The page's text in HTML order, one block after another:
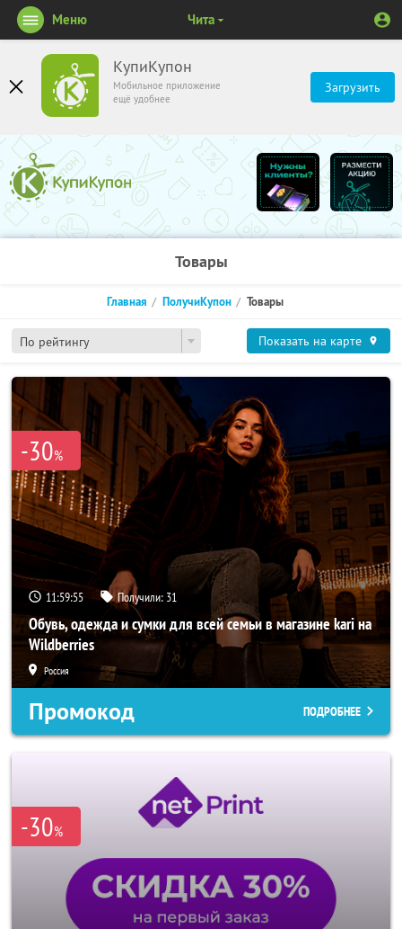
КупиКупон
Мобильное приложение
ещё удобнее
Загрузить
Меню Чита
Товары
По рейтингу
Главная ПолучиКупон Товары
Показать на карте
-30%
11:59:53 Получили: 31
Обувь, одежда и сумки для всей семьи в магазине kari на
Wildberries
Россия
Промокод ПОДРОБНЕЕ
-30%